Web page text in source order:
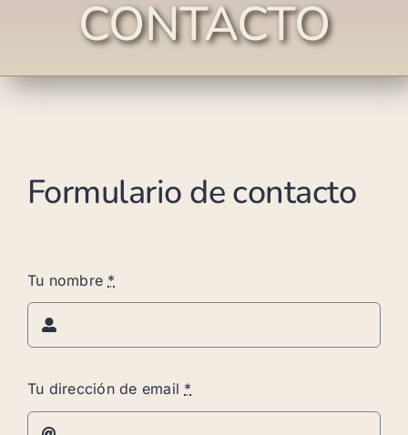
CONTACTO
Formulario de contacto
Tu nombre *
Tu dirección de email *